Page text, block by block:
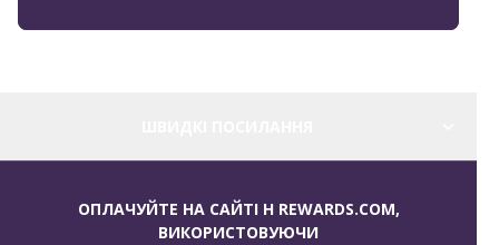
ОПЛАЧУЙТЕ НА САЙТІ H REWARDS.COM,
ВИКОРИСТОВУЮЧИ